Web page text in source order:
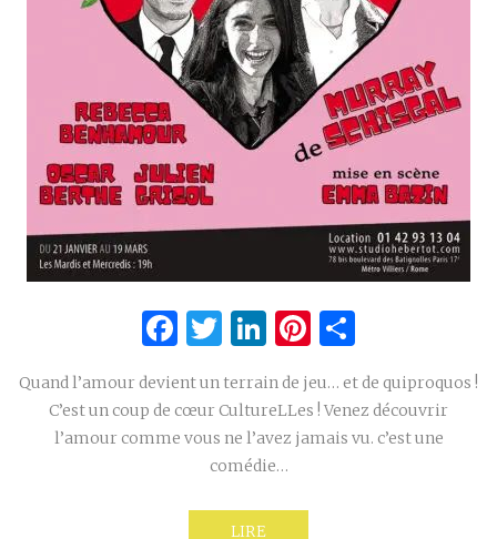
Facebook
Twitter
LinkedIn
Pinterest
Quand l’amour devient un terrain de jeu… et de quiproquos !
C’est un coup de cœur CultureLLes ! Venez découvrir
l’amour comme vous ne l’avez jamais vu. c’est une
comédie…
LIRE